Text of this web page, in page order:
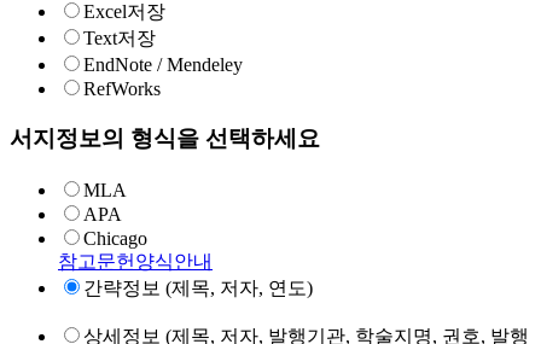
Excel저장
Text저장
EndNote / Mendeley
RefWorks
서지정보의 형식을 선택하세요
MLA
APA
Chicago
참고문헌양식안내
간략정보 (제목, 저자, 연도)
상세정보 (제목, 저자, 발행기관, 학술지명, 권호, 발행